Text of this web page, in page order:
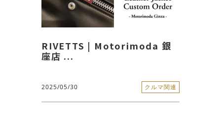
RIVETTS | Motorimoda 銀
座店 ...
2025/05/30 クルマ関連